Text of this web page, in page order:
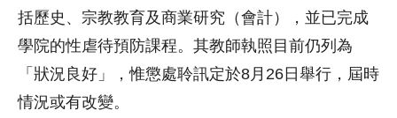
括歷史、宗教教育及商業研究（會計），並已完成
學院的性虐待預防課程。其教師執照目前仍列為
「狀況良好」，惟懲處聆訊定於8月26日舉行，屆時
情況或有改變。